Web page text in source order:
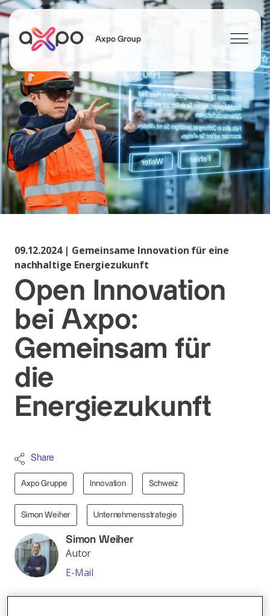
Axpo Group
Suchen
09.12.2024 | Gemeinsame Innovation für eine
nachhaltige Energiezukunft
Open Innovation
bei Axpo:
Gemeinsam für
die
Energiezukunft
Share
Axpo Gruppe Innovation Schweiz
Simon Weiher Unternehmensstrategie
Simon Weiher
Autor
E-Mail